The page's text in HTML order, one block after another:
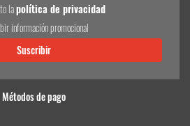
lapolítica de privacidad
información promocional
Métodos de pago